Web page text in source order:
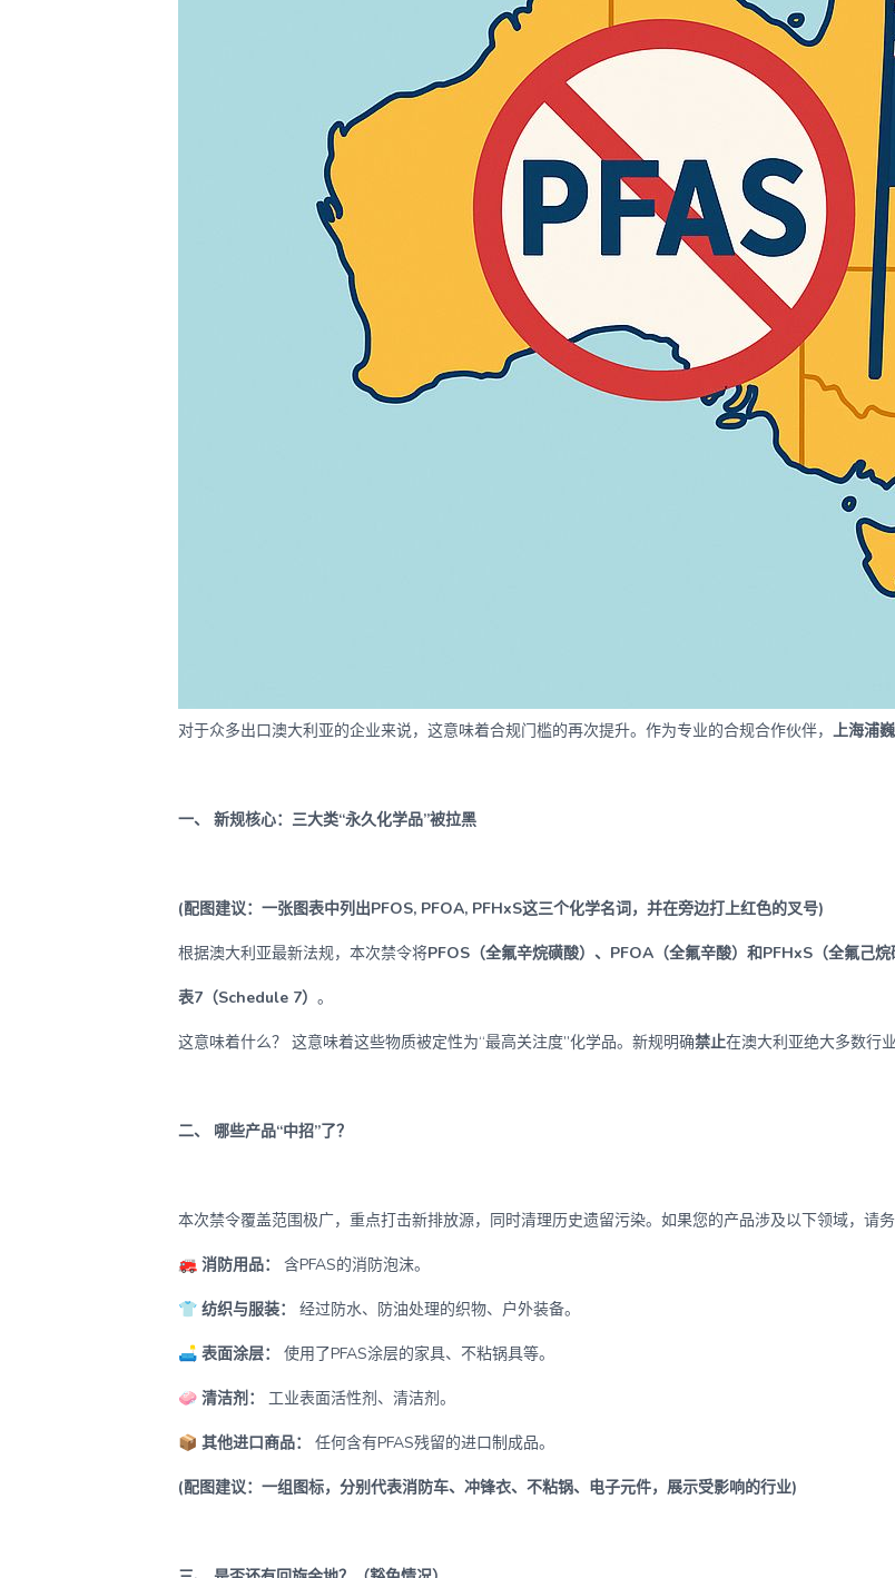
对于众多出口澳大利亚的企业来说，这意味着合规门槛的再次提升。作为专业的合规合作伙伴， 上海浦巍
一、 新规核心：三大类“永久化学品”被拉黑
(配图建议：一张图表中列出PFOS, PFOA, PFHxS这三个化学名词，并在旁边打上红色的叉号)
根据澳大利亚最新法规，本次禁令将PFOS（全氟辛烷磺酸）、PFOA（全氟辛酸）和PFHxS（全氟己
表7（Schedule 7） 。
这意味着什么？ 这意味着这些物质被定性为“最高关注度”化学品。新规明确禁止在澳大利亚绝大多数行
二、 哪些产品“中招”了？
本次禁令覆盖范围极广，重点打击新排放源，同时清理历史遗留污染。如果您的产品涉及以下领域，请务
🚒 消防用品： 含PFAS的消防泡沫。
👕 纺织与服装： 经过防水、防油处理的织物、户外装备。
🛋️ 表面涂层： 使用了PFAS涂层的家具、不粘锅具等。
🧼 清洁剂： 工业表面活性剂、清洁剂。
📦 其他进口商品： 任何含有PFAS残留的进口制成品。
(配图建议：一组图标，分别代表消防车、冲锋衣、不粘锅、电子元件，展示受影响的行业)